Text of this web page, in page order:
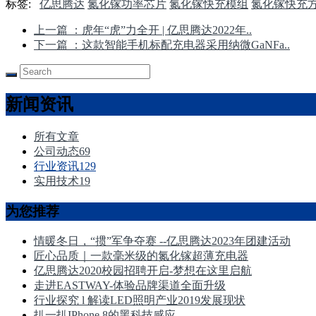
标签: 亿思腾达 氮化镓功率芯片 氮化镓快充模组 氮化镓快充
上一篇
：虎年“虎”力全开 | 亿思腾达2022年..
下一篇
：这款智能手机标配充电器采用纳微GaNFa..
新闻资讯
所有文章
公司动态69
行业资讯129
实用技术19
为您推荐
情暖冬日，“掼”军争夺赛 --亿思腾达2023年团建活动
匠心品质｜一款毫米级的氮化镓超薄充电器
亿思腾达2020校园招聘开启-梦想在这里启航
走进EASTWAY-体验品牌渠道全面升级
行业探究 l 解读LED照明产业2019发展现状